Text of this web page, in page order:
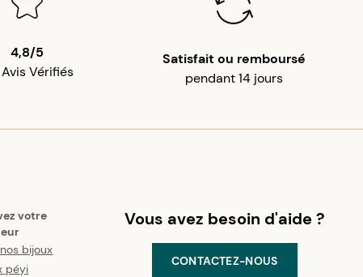
4,8/5
Vérifiés
Satisfait ou remboursé
pendant 14 jours
votre
bijoux
péyi
Vous avez besoin d'aide ?
CONTACTEZ-NOUS